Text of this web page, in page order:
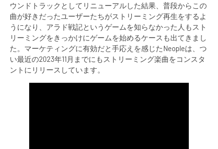
ウンドトラックとしてリニューアルした結果、普段からこの
曲が好きだったユーザーたちがストリーミング再生をするよ
うになり、アラド戦記というゲームを知らなかった人もスト
リーミングをきっかけにゲームを始めるケースも出てきまし
た。マーケティングに有効だと手応えを感じたNeopleは、つ
い最近の2023年11月までにもストリーミング楽曲をコンスタ
ントにリリースしています。